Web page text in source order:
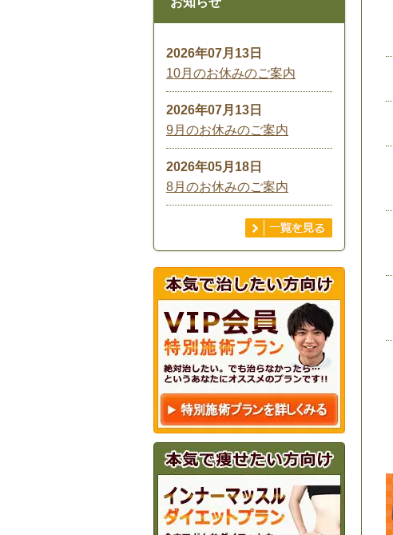
2026年07月13日
10月のお休みのご案内
2026年07月13日
9月のお休みのご案内
2026年05月18日
8月のお休みのご案内